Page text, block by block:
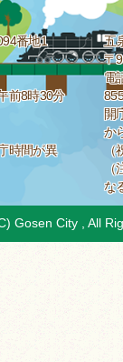
番地1
前8時30分
時間が異
五
〒
電
開
か
な
Gosen City , All